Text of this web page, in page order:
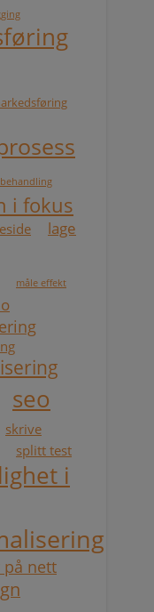
i fokus
lage
måle effekt
seo
skrive
splitt test
i
på nett